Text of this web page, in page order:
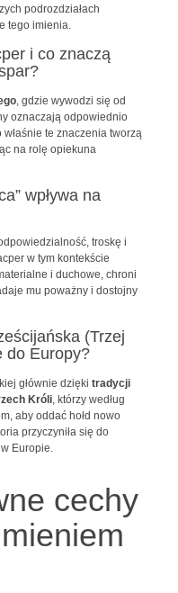
podrozdziałach
tego imienia.
i co znaczą
, gdzie wywodzi się od
oznaczają odpowiednio
właśnie te znaczenia tworzą
na rolę opiekuna
wpływa na
troskę i
w tym kontekście
i duchowe, chroni
mu poważny i dostojny
(Trzej
do Europy?
głównie dzięki tradycji
Króli, którzy według
aby oddać hołd nowo
przyczyniła się do
Europie.
cechy